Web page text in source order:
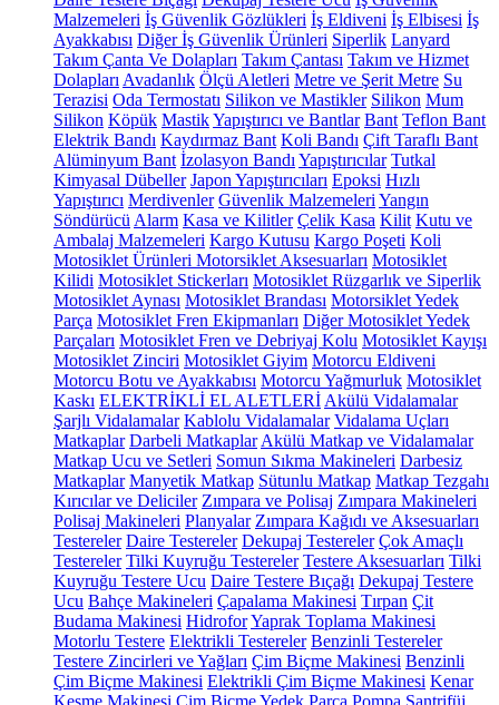
Malzemeleri İş Güvenlik Gözlükleri İş Eldiveni İş Elbisesi İş
Ayakkabısı Diğer İş Güvenlik Ürünleri Siperlik Lanyard
Takım Çanta Ve Dolapları Takım Çantası Takım ve Hizmet
Dolapları Avadanlık Ölçü Aletleri Metre ve Şerit Metre Su
Terazisi Oda Termostatı Silikon ve Mastikler Silikon Mum
Silikon Köpük MastikYapıştırıcı ve Bantlar Bant Teflon Bant
Elektrik Bandı Kaydırmaz Bant Koli Bandı Çift Taraflı Bant
Alüminyum Bant İzolasyon Bandı Yapıştırıcılar Tutkal
Kimyasal Dübeller Japon Yapıştırıcıları Epoksi Hızlı
Yapıştırıcı Merdivenler Güvenlik Malzemeleri Yangın
Söndürücü Alarm Kasa ve Kilitler Çelik Kasa Kilit Kutu ve
Ambalaj Malzemeleri Kargo Kutusu Kargo Poşeti Koli
Motosiklet Ürünleri Motorsiklet Aksesuarları Motosiklet
Kilidi Motosiklet Stickerları Motosiklet Rüzgarlık ve Siperlik
Motosiklet Aynası Motosiklet Brandası Motorsiklet Yedek
Parça Motosiklet Fren Ekipmanları Diğer Motosiklet Yedek
Parçaları Motosiklet Fren ve Debriyaj Kolu Motosiklet Kayışı
Motosiklet Zinciri Motosiklet Giyim Motorcu Eldiveni
Motorcu Botu ve Ayakkabısı Motorcu Yağmurluk Motosiklet
Kaskı ELEKTRİKLİ EL ALETLERİ Akülü Vidalamalar
Şarjlı Vidalamalar Kablolu Vidalamalar Vidalama Uçları
Matkaplar Darbeli Matkaplar Akülü Matkap ve Vidalamalar
Matkap Ucu ve Setleri Somun Sıkma Makineleri Darbesiz
Matkaplar Manyetik Matkap Sütunlu Matkap Matkap Tezgahı
Kırıcılar ve Deliciler Zımpara ve Polisaj Zımpara Makineleri
Polisaj Makineleri Planyalar Zımpara Kağıdı ve Aksesuarları
Testereler Daire Testereler Dekupaj Testereler Çok Amaçlı
Testereler Tilki Kuyruğu Testereler Testere Aksesuarları Tilki
Kuyruğu Testere Ucu Daire Testere Bıçağı Dekupaj Testere
Ucu Bahçe Makineleri Çapalama Makinesi Tırpan Çit
Budama Makinesi HidroforYaprak Toplama Makinesi
Motorlu Testere Elektrikli Testereler Benzinli Testereler
Testere Zincirleri ve Yağları Çim Biçme Makinesi Benzinli
Çim Biçme Makinesi Elektrikli Çim Biçme Makinesi Kenar
Kesme Makinesi Çim Biçme Yedek Parça Pompa Santrifüj